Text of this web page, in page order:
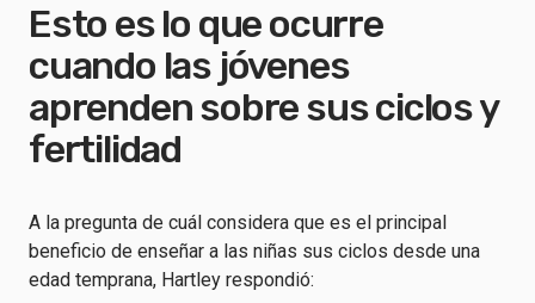
Esto es lo que ocurre
cuando las jóvenes
aprenden sobre sus ciclos y
fertilidad
A la pregunta de cuál considera que es el principal
beneficio de enseñar a las niñas sus ciclos desde una
edad temprana, Hartley respondió: